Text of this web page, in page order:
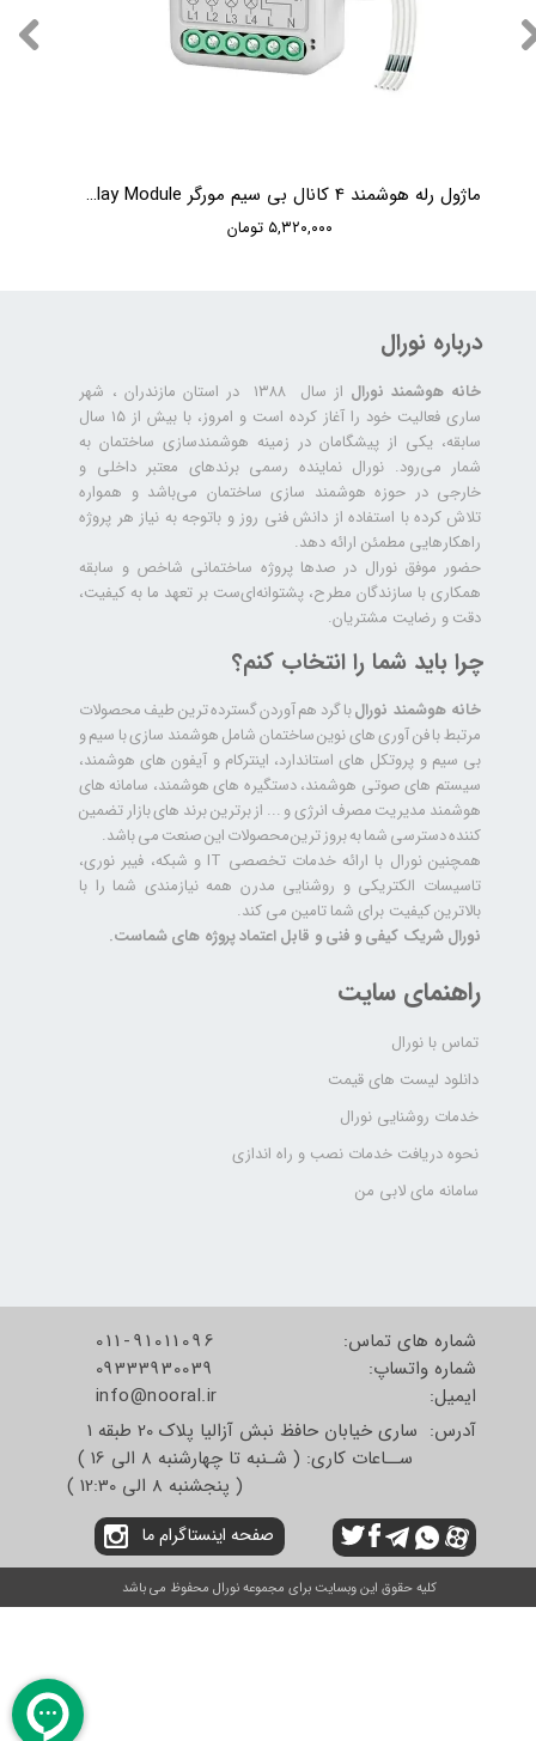
ماژول رله هوشمند 4 کانال بی سیم مورگر Moorger 4Ch Relay Module
۵,۳۲۰,۰۰۰ تومان
درباره نورال
خانه هوشمند نورال
از سال ۱۳۸۸ در استان مازندران ، شهر
ساری فعالیت خود را آغاز کرده است و امروز، با بیش از ۱۵ سال
سابقه، یکی از پیشگامان در زمینه هوشمندسازی ساختمان به
شمار می‌رود. نورال نماینده رسمی برندهای معتبر داخلی و
خارجی در حوزه هوشمند سازی ساختمان می‌باشد و همواره
تلاش کرده با استفاده از دانش فنی روز و باتوجه به نیاز هر پروژه
راهکارهایی مطمئن ارائه دهد.
حضور موفق نورال در صدها پروژه‌ ساختمانی شاخص و سابقه
همکاری با سازندگان مطرح، پشتوانه‌ای‌ست بر تعهد ما به کیفیت،
دقت و رضایت مشتریان.
راهنمای سایت
تماس با نورال
دانلود لیست های قیمت
خدمات روشنایی نورال
نحوه دریافت خدمات نصب و راه اندازی
سامانه مای لابی من
چرا باید شما را انتخاب کنم؟
خانه هوشمند نورالبا گرد هم آوردن گسترده ترین طیف محصولات
مرتبط با فن آوری های نوین ساختمان شامل هوشمند سازی با سیم و
بی سیم و پروتکل های استاندارد، اینترکام و آیفون های هوشمند،
سیستم های صوتی هوشمند، دستگیره های هوشمند، سامانه های
هوشمند مدیریت مصرف انرژی و ... از برترین برند های بازار تضمین
کننده دسترسی شما به بروز ترین محصولات این صنعت می باشد.
همچنین نورال با ارائه خدمات تخصصی IT و شبکه، فیبر نوری،
تاسیسات الکتریکی و روشنایی مدرن همه نیازمندی شما را با
بالاترین کیفیت برای شما تامین می کند.
نورال شریک کیفی و فنی و قابل اعتماد پروژه های شماست.
شماره های تماس:
شماره واتساپ:
​​​​​​​ایمیل:
011-91011096
09333930039
info@nooral.ir
آدرس: ساری خیابان حافظ نبش آزالیا پلاک 20 طبقه 1
ســاعات کاری: ( شـنبه تا چهارشنبه 8 الی 16 )
( پنجشنبه 8 الی 12:30 )
صفحه اینستاگرام ما
کلیه حقوق این وبسایت برای مجموعه نورال محفوظ می باشد